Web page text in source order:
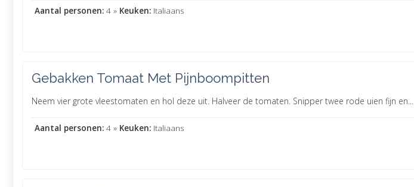
Aantal personen: 4 » Keuken: Italiaans
Gebakken Tomaat Met Pijnboompitten
Neem vier grote vleestomaten en hol deze uit. Halveer de tomaten. Snipper twee rode uien fijn en...
Aantal personen: 4 » Keuken: Italiaans